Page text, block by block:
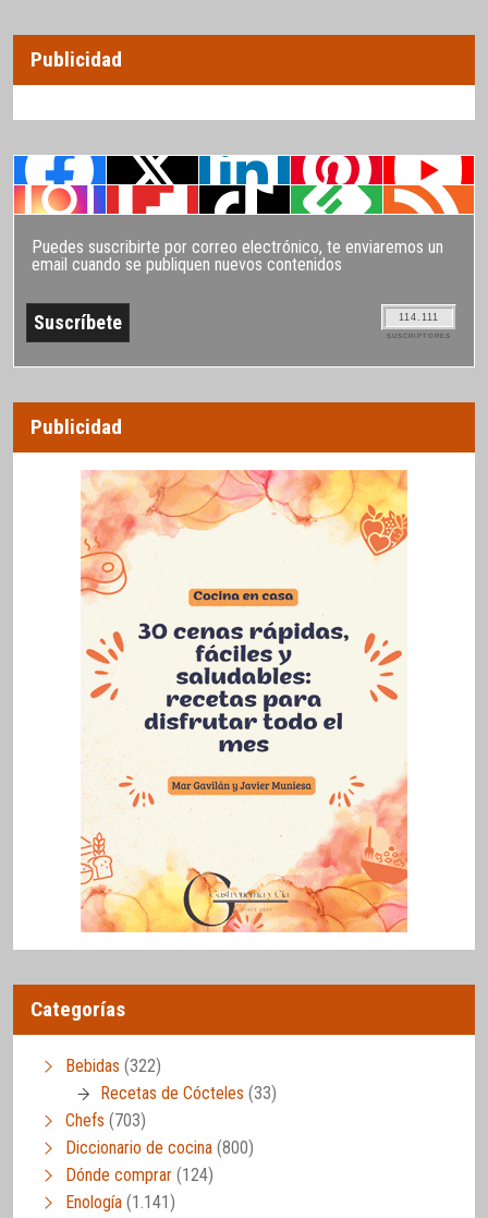
Publicidad
Puedes suscribirte por correo electrónico, te enviaremos un
email cuando se publiquen nuevos contenidos
114.111
SUSCRIPTORES
Publicidad
Categorías
Bebidas (322)
Recetas de Cócteles (33)
Chefs (703)
Diccionario de cocina (800)
Dónde comprar (124)
Enología (1.141)